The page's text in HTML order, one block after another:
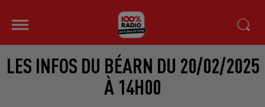
LES INFOS DU BÉARN DU 20/02/2025
À 14H00